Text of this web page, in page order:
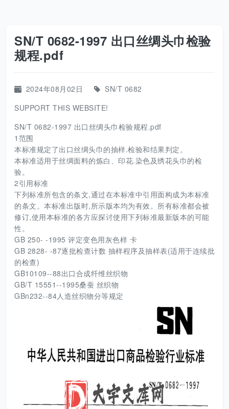
SN/T 0682-1997 出口丝绸头巾检验
规程.pdf
2024年08月02日
SN/T 0682
SUPPORT THIS WEBSITE!
SN/T 0682-1997 出口丝绸头巾检验规程.pdf
1范围
本标准规定了出口丝绸头巾的抽样.检验和结果判定。
本标准适用于丝绸面料的炼白、印花.染色及绣花头巾的检
验。
2引用标准
下列标准所包含的条文,通过在本标准中引用面构成为本标准
的条文。本标准出版时,所示版本均为有效。所有标准都会被
修订,使用本标准的各方应探讨使用下列标准最新版本的可能
性。
GB 250- -1995 评定变色用灰色样 卡
GB 2828- -87逐批检查计数 抽样程序及抽样表(适用于连续批
的检查)
GB10109--88出口合成纤维丝织物
GB/T 15551--1995桑蚕 丝织物
GBn232--84人造丝织物分等规定